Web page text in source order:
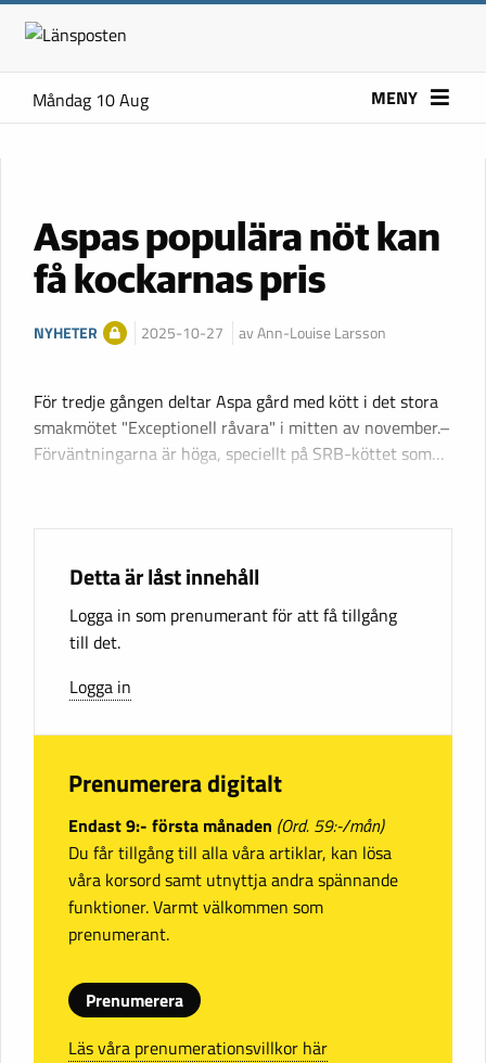
Måndag 10 Aug MENY
Aspas populära nöt kan
få kockarnas pris
NYHETER 2025-10-27 av Ann-Louise Larsson
För tredje gången deltar Aspa gård med kött i det stora
smakmötet "Exceptionell råvara" i mitten av november.–
Förväntningarna är höga, speciellt på SRB-köttet som…
Detta är låst innehåll
Logga in som prenumerant för att få tillgång
till det.
Logga in
Prenumerera digitalt
Endast 9:- första månaden (Ord. 59:-/mån)
Du får tillgång till alla våra artiklar, kan lösa
våra korsord samt utnyttja andra spännande
funktioner. Varmt välkommen som
prenumerant.
Prenumerera
Läs våra prenumerationsvillkor här